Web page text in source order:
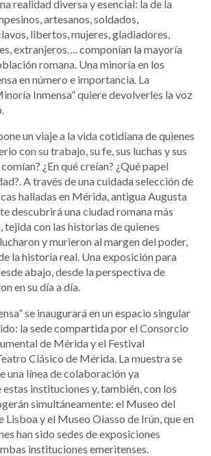
realidad diversa y esencial: la de la
artesanos, soldados,
libertos, mujeres, gladiadores,
extranjeros…. componían la mayoría
romana. Una minoría en los
en número e importancia. La
Inmensa” quiere devolverles la voz
un viaje a la vida cotidiana de quienes
con su trabajo, su fe, sus luchas y sus
¿En qué creían? ¿Qué papel
A través de una cuidada selección de
halladas en Mérida, antigua Augusta
descubrirá una ciudad romana más
tejida con las historias de quienes
y murieron al margen del poder,
la historia real. Una exposición para
abajo, desde la perspectiva de
en su día a día.
se inaugurará en un espacio singular
la sede compartida por el Consorcio
de Mérida y el Festival
Clásico de Mérida. La muestra se
una línea de colaboración ya
instituciones y, también, con los
simultáneamente: el Museo del
Lisboa y el Museo Oiasso de Irún, que en
han sido sedes de exposiciones
instituciones emeritenses.